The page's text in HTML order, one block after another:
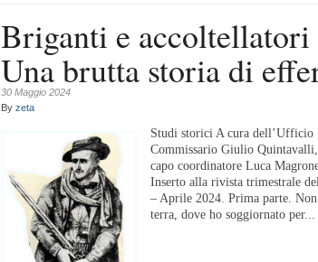
Briganti e accoltellatori
Una brutta storia di
30 Maggio 2024
By zeta
Studi storici A cura
Commissario Giulio
capo coordinatore Luca
Inserto alla rivista trimestrale
– Aprile 2024. Prima parte.
terra, dove ho soggiornato per...